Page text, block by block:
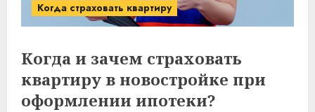
Когда страховать квартиру
Когда и зачем страховать
квартиру в новостройке при
оформлении ипотеки?